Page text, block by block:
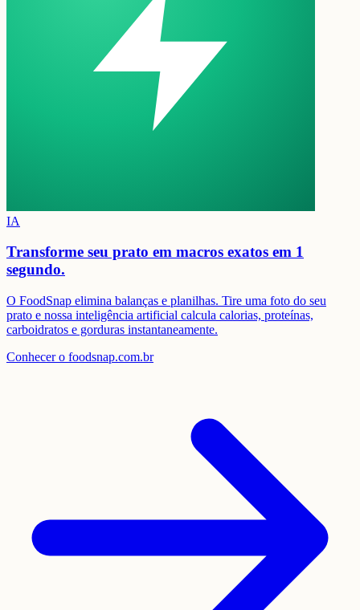
IA
Transforme seu prato em macros exatos em 1
segundo.
O FoodSnap elimina balanças e planilhas. Tire uma foto do seu
prato e nossa inteligência artificial calcula calorias, proteínas,
carboidratos e gorduras instantaneamente.
Conhecer o foodsnap.com.br